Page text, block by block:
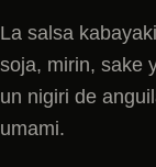
La salsa
soja, mirin, sake
un nigiri de
umami.